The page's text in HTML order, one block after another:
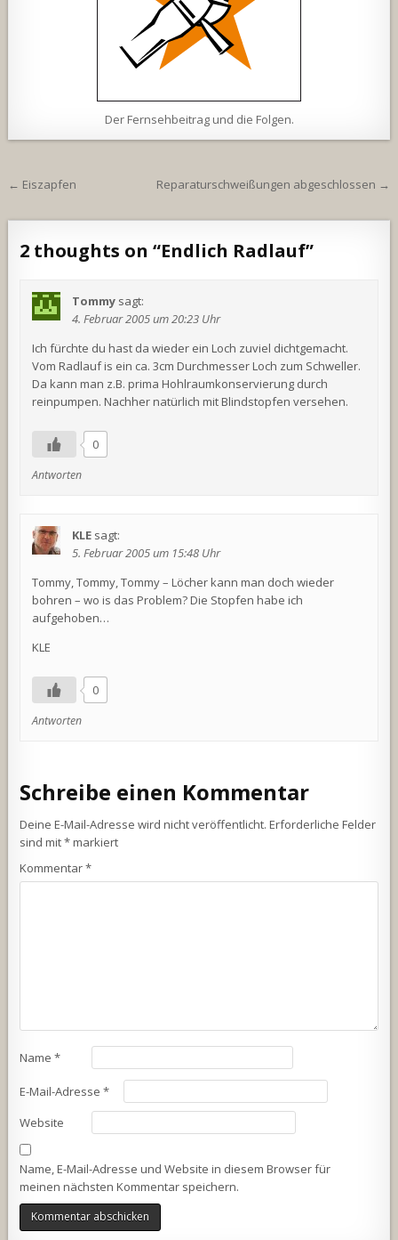
Der Fernsehbeitrag und die Folgen.
Beitragsnavigation
← Eiszapfen Reparaturschweißungen abgeschlossen →
2 thoughts on “Endlich Radlauf”
Tommy sagt:
4. Februar 2005 um 20:23 Uhr
Ich fürchte du hast da wieder ein Loch zuviel dichtgemacht.
Vom Radlauf is ein ca. 3cm Durchmesser Loch zum Schweller.
Da kann man z.B. prima Hohlraumkonservierung durch
reinpumpen. Nachher natürlich mit Blindstopfen versehen.
0
Antworten
KLE sagt:
5. Februar 2005 um 15:48 Uhr
Tommy, Tommy, Tommy – Löcher kann man doch wieder
bohren – wo is das Problem? Die Stopfen habe ich
aufgehoben…
KLE
0
Antworten
Schreibe einen Kommentar
Deine E-Mail-Adresse wird nicht veröffentlicht. Erforderliche Felder
sind mit*markiert
Kommentar*
Name*
E-Mail-Adresse*
Website
Name, E-Mail-Adresse und Website in diesem Browser für
meinen nächsten Kommentar speichern.